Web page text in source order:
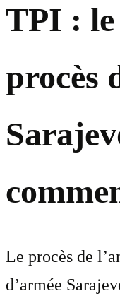
TPI : le
procès
Le procès de
d’armée